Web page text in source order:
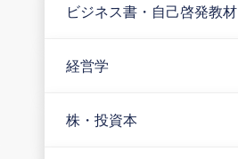
ビジネス書・自己啓発教材
経営学
株・投資本